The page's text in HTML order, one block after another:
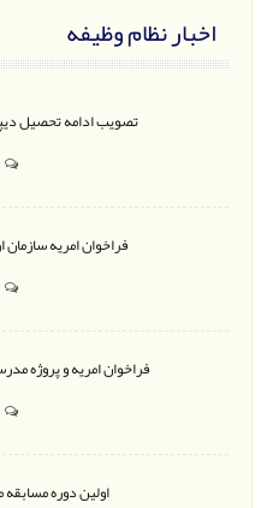
اخبار نظام وظیفه
تصویب ادامه تحصیل
فراخوان امریه سازمان
فراخوان امریه و پروژه
اولین دوره مسابقه